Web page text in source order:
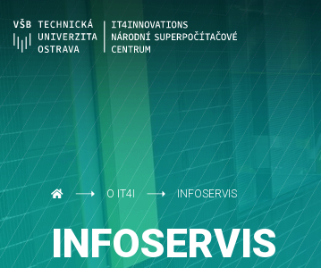
O IT4I INFOSERVIS
INFOSERVIS